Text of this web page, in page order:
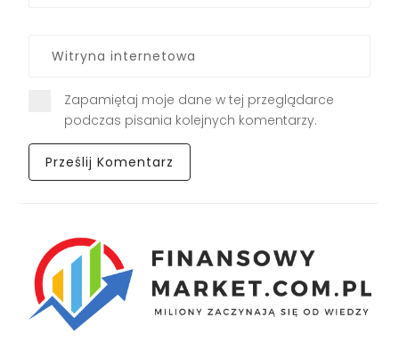
Zapamiętaj moje dane w tej przeglądarce
podczas pisania kolejnych komentarzy.